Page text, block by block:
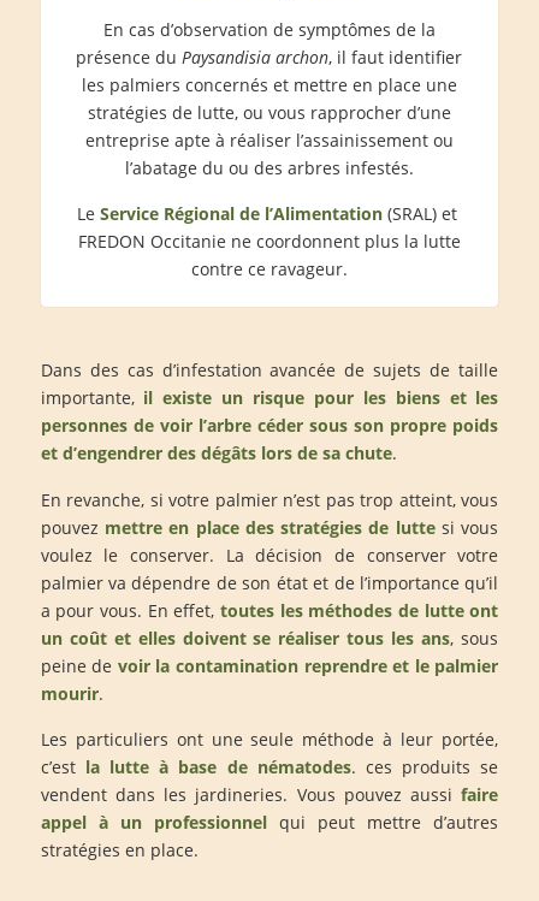
En cas d’observation de symptômes de la
présence duPaysandisia archon, il faut identifier
les palmiers concernés et mettre en place une
stratégies de lutte, ou vous rapprocher d’une
entreprise apte à réaliser l’assainissement ou
l’abatage du ou des arbres infestés.
Le Service Régional de l’Alimentation(SRAL) et
FREDON Occitanie ne coordonnent plus la lutte
contre ce ravageur.
Dans des cas d’infestation avancée de sujets de taille
importante, il existe un risque pour les biens et les
personnes de voir l’arbre céder sous son propre poids
et d’engendrer des dégâts lors de sa chute.
En revanche, si votre palmier n’est pas trop atteint, vous
pouvez mettre en place des stratégies de luttesi vous
voulez le conserver. La décision de conserver votre
palmier va dépendre de son état et de l’importance qu’il
a pour vous. En effet, toutes les méthodes de lutte ont
un coût et elles doivent se réaliser tous les ans, sous
peine de voir la contamination reprendre et le palmier
mourir.
Les particuliers ont une seule méthode à leur portée,
c’est la lutte à base de nématodes. ces produits se
vendent dans les jardineries. Vous pouvez aussifaire
appel à un professionnelqui peut mettre d’autres
stratégies en place.